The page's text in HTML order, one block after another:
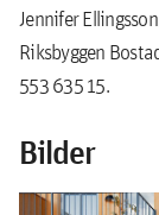
Jennifer
Riksbyggen
553 635 15.
Bilder